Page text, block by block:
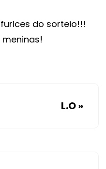
do sorteio!!!
L.O»